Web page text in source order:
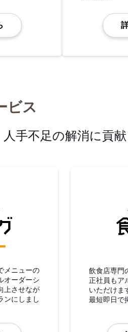
ビス
手不足の解消に貢
メニューの
オーダーシ
上させなが
ンにしまし
飲食店専門
正社員もア
いただけま
最短即日で